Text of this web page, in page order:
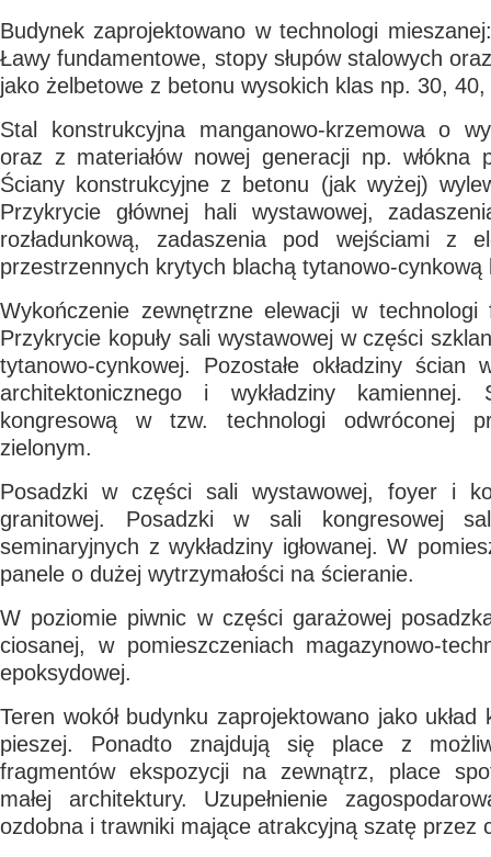
Budynek zaprojektowano w technologi
Ławy fundamentowe, stopy słupów stalowych
jako żelbetowe z betonu wysokich klas np. 30, 40,
Stal konstrukcyjna manganowo-krzemowa o
oraz z materiałów nowej generacji np. włókna
Ściany konstrukcyjne z betonu (jak wyżej)
Przykrycie głównej hali wystawowej,
rozładunkową, zadaszenia pod wejściami z
przestrzennych krytych blachą tytanowo-cynkową
Wykończenie zewnętrzne elewacji w technologi
Przykrycie kopuły sali wystawowej w części
tytanowo-cynkowej. Pozostałe okładziny ścian
architektonicznego i wykładziny
kongresową w tzw. technologi odwróconej
zielonym.
Posadzki w części sali wystawowej, foyer i
granitowej. Posadzki w sali kongresowej
seminaryjnych z wykładziny igłowanej. W
panele o dużej wytrzymałości na ścieranie.
W poziomie piwnic w części garażowej
ciosanej, w pomieszczeniach magazynowo-
epoksydowej.
Teren wokół budynku zaprojektowano jako układ
pieszej. Ponadto znajdują się place z
fragmentów ekspozycji na zewnątrz, place
małej architektury. Uzupełnienie
ozdobna i trawniki mające atrakcyjną szatę przez